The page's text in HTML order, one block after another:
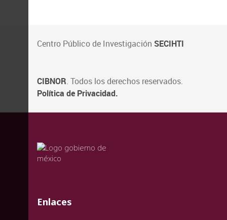
Centro Público de Investigación SECIHTI
CIBNOR. Todos los derechos reservados.
Política de Privacidad.
valida
valida
valida
Enlaces